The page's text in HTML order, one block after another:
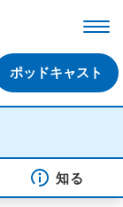
ポッドキャスト
知る